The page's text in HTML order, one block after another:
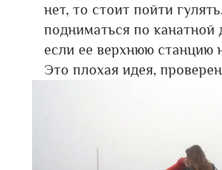
нет, то стоит пойти
подниматься по канатной
если ее верхнюю станцию
Это плохая идея,